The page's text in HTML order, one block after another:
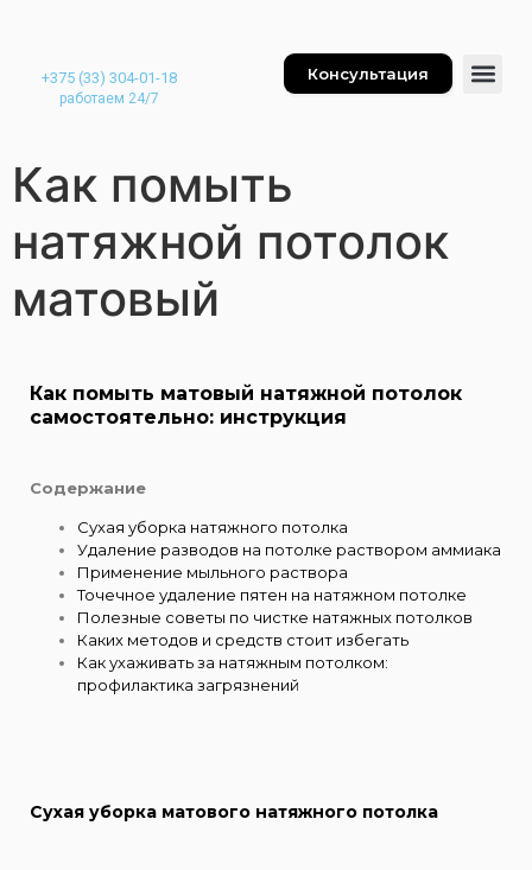
+375 (33) 304-01-18
работаем 24/7
Консультация
Как помыть
натяжной потолок
матовый
Как помыть матовый натяжной потолок
самостоятельно: инструкция
Содержание
Сухая уборка натяжного потолка
Удаление разводов на потолке раствором аммиака
Применение мыльного раствора
Точечное удаление пятен на натяжном потолке
Полезные советы по чистке натяжных потолков
Каких методов и средств стоит избегать
Как ухаживать за натяжным потолком:
профилактика загрязнений
Сухая уборка матового натяжного потолка